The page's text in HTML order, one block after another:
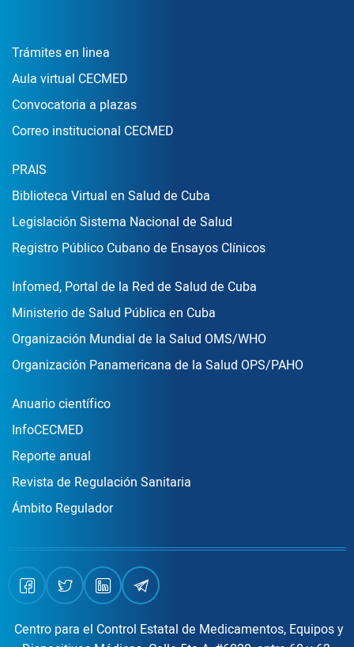
Enlace Footer1
Trámites en linea
Aula virtual CECMED
Convocatoria a plazas
Correo institucional CECMED
Enlace Footer2
PRAIS
Biblioteca Virtual en Salud de Cuba
Legislación Sistema Nacional de Salud
Registro Público Cubano de Ensayos Clínicos
Enlace Footer3
Infomed, Portal de la Red de Salud de Cuba
Ministerio de Salud Pública en Cuba
Organización Mundial de la Salud OMS/WHO
Organización Panamericana de la Salud OPS/PAHO
Publicaciones
Anuario científico
InfoCECMED
Reporte anual
Revista de Regulación Sanitaria
Ámbito Regulador
Centro para el Control Estatal de Medicamentos, Equipos y